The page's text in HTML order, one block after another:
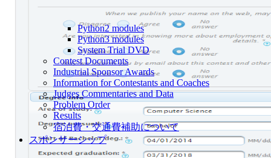
Python2 modules
Python3 modules
System Trial DVD
Contest Documents
Industrial Sponsor Awards
Information for Contestants and Coaches
Judges Commentaries and Data
Problem Order
Results
宿泊費・交通費補助について
スポンサーシップ